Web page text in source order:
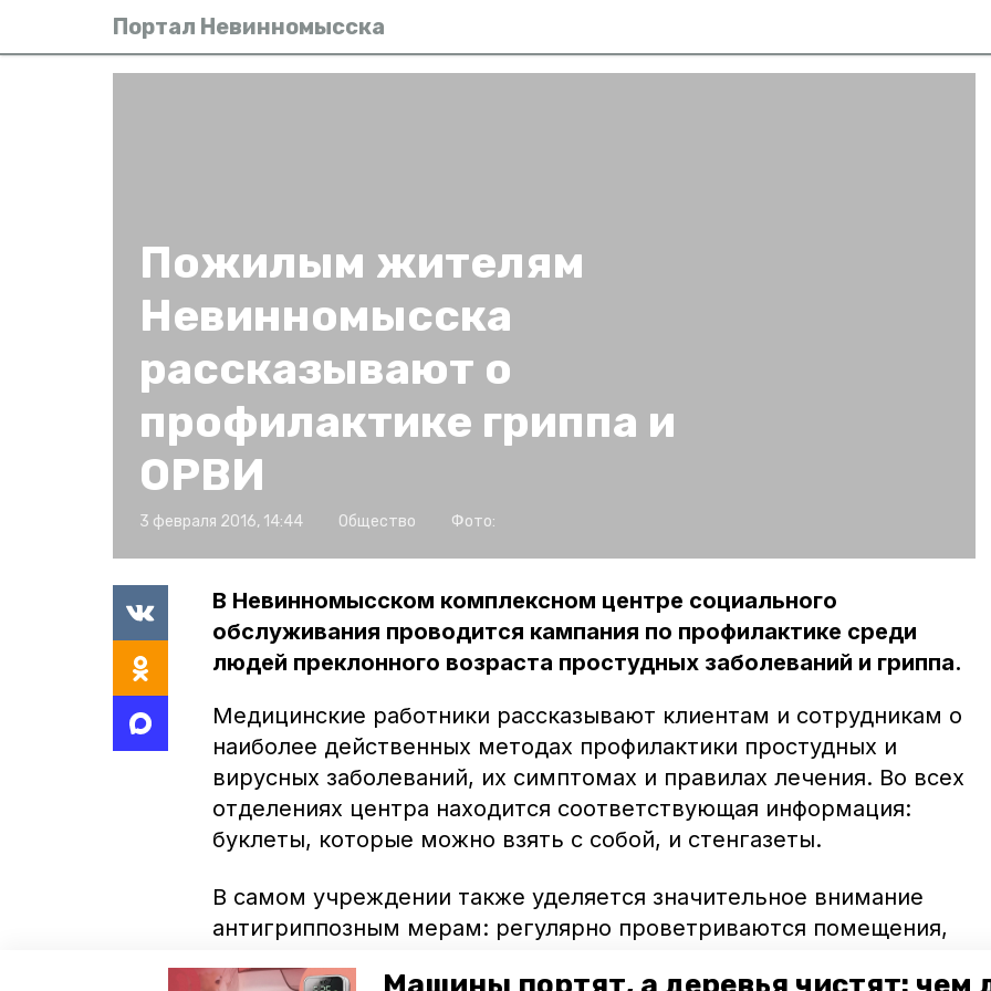
Портал Невинномысска
Пожилым жителям
Невинномысска
рассказывают о
профилактике гриппа и
ОРВИ
3 февраля 2016, 14:44 Общество Фото:
В Невинномысском комплексном центре социального
обслуживания проводится кампания по профилактике среди
людей преклонного возраста простудных заболеваний и гриппа.
Медицинские работники рассказывают клиентам и сотрудникам о
наиболее действенных методах профилактики простудных и
вирусных заболеваний, их симптомах и правилах лечения. Во всех
отделениях центра находится соответствующая информация:
буклеты, которые можно взять с собой, и стенгазеты.
В самом учреждении также уделяется значительное внимание
антигриппозным мерам: регулярно проветриваются помещения,